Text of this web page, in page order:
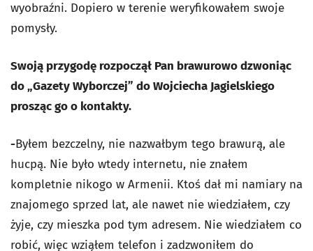
wyobraźni. Dopiero w terenie weryfikowałem swoje
pomysły.
Swoją przygodę rozpoczął Pan brawurowo dzwoniąc
do „Gazety Wyborczej” do Wojciecha Jagielskiego
prosząc go o kontakty.
-Byłem bezczelny, nie nazwałbym tego brawurą, ale
hucpą. Nie było wtedy internetu, nie znałem
kompletnie nikogo w Armenii. Ktoś dał mi namiary na
znajomego sprzed lat, ale nawet nie wiedziałem, czy
żyje, czy mieszka pod tym adresem. Nie wiedziałem co
robić, więc wziąłem telefon i zadzwoniłem do